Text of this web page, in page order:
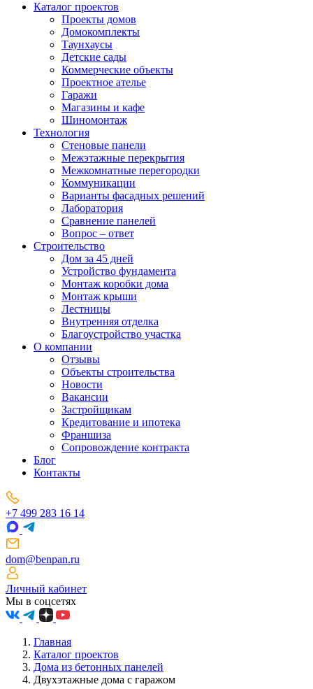
Каталог проектов
Проекты домов
Домокомплекты
Таунхаусы
Детские сады
Коммерческие объекты
Проектное ателье
Гаражи
Магазины и кафе
Шиномонтаж
Технология
Стеновые панели
Межэтажные перекрытия
Межкомнатные перегородки
Коммуникации
Варианты фасадных решений
Лаборатория
Сравнение панелей
Вопрос – ответ
Строительство
Дом за 45 дней
Устройство фундамента
Монтаж коробки дома
Монтаж крыши
Лестницы
Внутренняя отделка
Благоустройство участка
О компании
Отзывы
Объекты строительства
Новости
Вакансии
Застройщикам
Кредитование и ипотека
Франшиза
Сопровождение контракта
Блог
Контакты
+7 499 283 16 14
dom@benpan.ru
Личный кабинет
Мы в соцсетях
Главная
Каталог проектов
Дома из бетонных панелей
Двухэтажные дома с гаражом